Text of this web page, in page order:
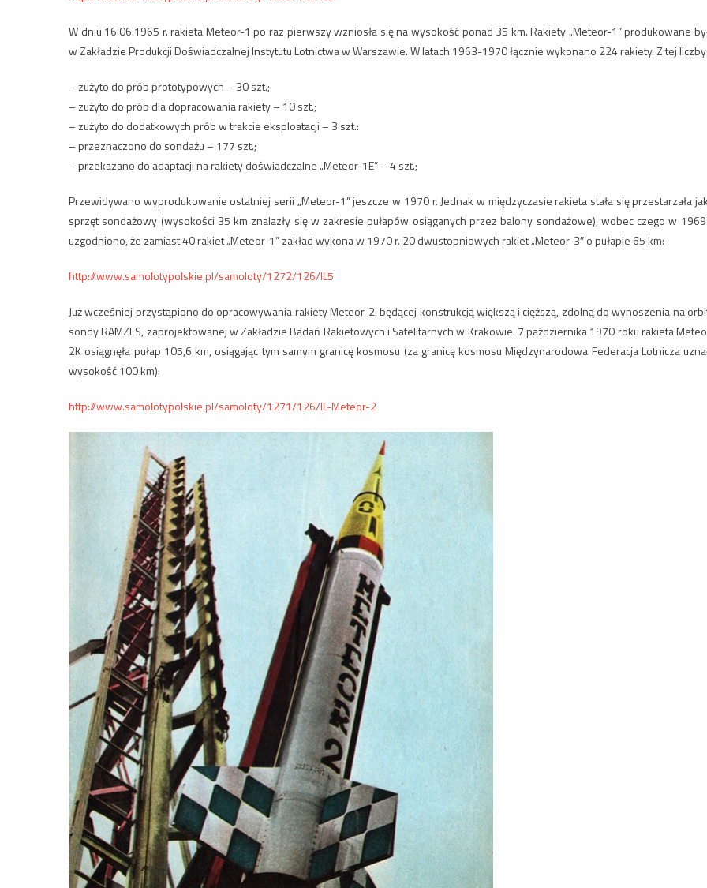
W dniu 16.06.1965 r. rakieta Meteor-1 po raz pierwszy wzniosła się na wysokość ponad 35 km. Rakiety „Meteor-1” produkowane
w Zakładzie Produkcji Doświadczalnej Instytutu Lotnictwa w Warszawie. W latach 1963-1970 łącznie wykonano 224 rakiety. Z tej liczby:
– zużyto do prób prototypowych – 30 szt.;
– zużyto do prób dla dopracowania rakiety – 10 szt.;
– zużyto do dodatkowych prób w trakcie eksploatacji – 3 szt.:
– przeznaczono do sondażu – 177 szt.;
– przekazano do adaptacji na rakiety doświadczalne „Meteor-1E” – 4 szt.;
Przewidywano wyprodukowanie ostatniej serii „Meteor-1”jeszcze w 1970 r. Jednak w międzyczasie rakieta stała się przestarzała
sprzęt sondażowy (wysokości 35 km znalazły się w zakresie pułapów osiąganych przez balony sondażowe), wobec czego w
uzgodniono, że zamiast 40 rakiet „Meteor-1”zakład wykona w 1970 r. 20 dwustopniowych rakiet„Meteor-3″ o pułapie 65 km:
http://www.samolotypolskie.pl/samoloty/1272/126/IL5
Już wcześniej przystąpiono do opracowywania rakiety Meteor-2, będącej konstrukcją większą i cięższą, zdolną do wynoszenia na
sondy RAMZES, zaprojektowanej w Zakładzie Badań Rakietowych i Satelitarnych w Krakowie. 7 października 1970 roku rakieta
2K osiągnęła pułap 105,6 km, osiągając tym samym granicę kosmosu (za granicę kosmosu Międzynarodowa Federacja Lotnicza
wysokość 100 km):
http://www.samolotypolskie.pl/samoloty/1271/126/IL-Meteor-2